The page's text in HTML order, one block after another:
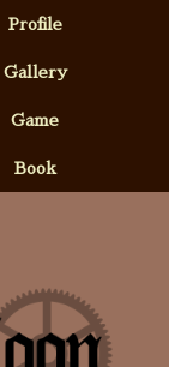
Profile
Gallery
Game
Book